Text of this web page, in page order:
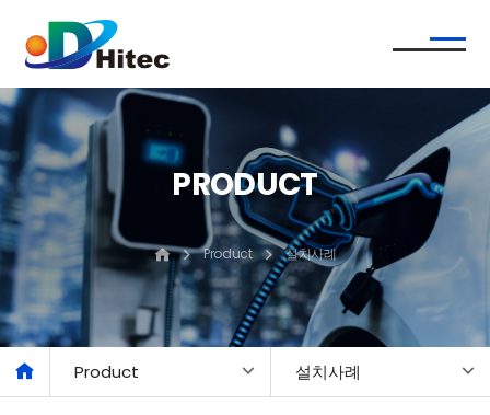
PRODUCT
Product 설치사례
Product 설치사례